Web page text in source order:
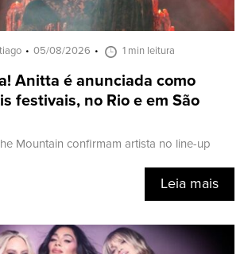
05/08/2026 1 min leitura
Anitta é anunciada como
festivais, no Rio e em São
Mountain confirmam artista no line-up
Leia mais